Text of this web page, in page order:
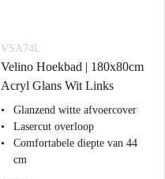
VSA74L
Velino Hoekbad | 180x80cm
Acryl Glans Wit Links
Glanzend witte afvoercover
Lasercut overloop
Comfortabele diepte van 44
cm